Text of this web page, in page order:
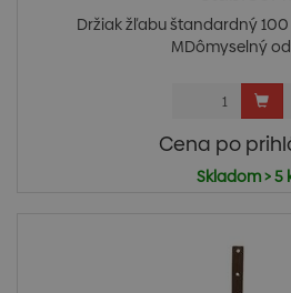
Držiak žľabu štandardný
MDômyselný
Cena po
Skladom > 5